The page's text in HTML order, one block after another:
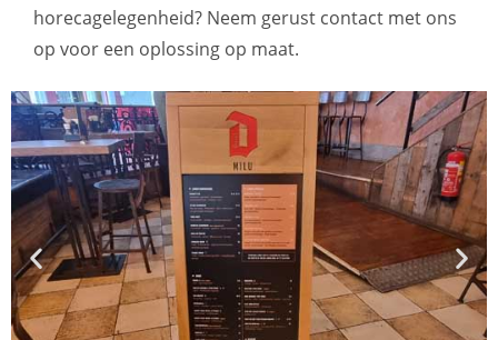
horecagelegenheid? Neem gerust contact met ons
op voor een oplossing op maat.